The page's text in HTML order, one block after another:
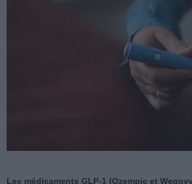
Les médicaments GLP-1 (Ozempic et